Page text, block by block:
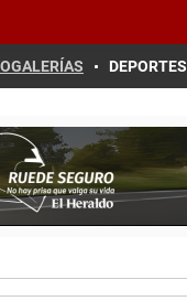
DEPORTES